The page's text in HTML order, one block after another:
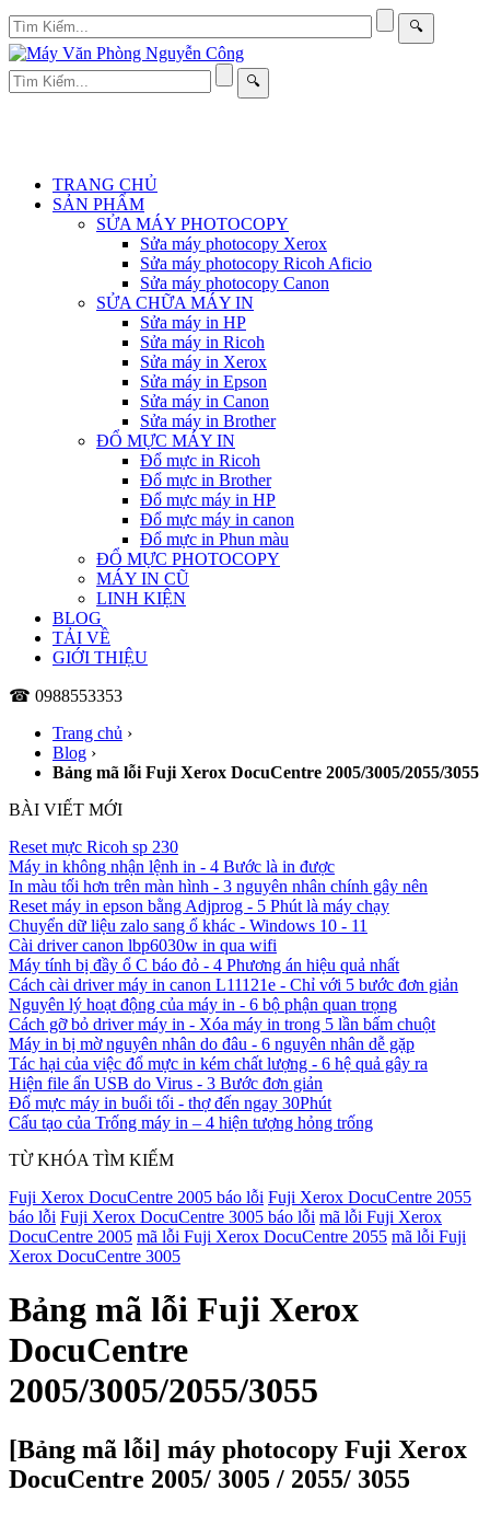
🔍
🔍
TRANG CHỦ
SẢN PHẨM
SỬA MÁY PHOTOCOPY
Sửa máy photocopy Xerox
Sửa máy photocopy Ricoh Aficio
Sửa máy photocopy Canon
SỬA CHỮA MÁY IN
Sửa máy in HP
Sửa máy in Ricoh
Sửa máy in Xerox
Sửa máy in Epson
Sửa máy in Canon
Sửa máy in Brother
ĐỔ MỰC MÁY IN
Đổ mực in Ricoh
Đổ mực in Brother
Đổ mực máy in HP
Đổ mực máy in canon
Đổ mực in Phun màu
ĐỔ MỰC PHOTOCOPY
MÁY IN CŨ
LINH KIỆN
BLOG
TẢI VỀ
GIỚI THIỆU
☎ 0988553353
Trang chủ ›
Blog ›
Bảng mã lỗi Fuji Xerox DocuCentre 2005/3005/2055/3055
BÀI VIẾT MỚI
Reset mực Ricoh sp 230
Máy in không nhận lệnh in - 4 Bước là in được
In màu tối hơn trên màn hình - 3 nguyên nhân chính gây nên
Reset máy in epson bằng Adjprog - 5 Phút là máy chạy
Chuyển dữ liệu zalo sang ổ khác - Windows 10 - 11
Cài driver canon lbp6030w in qua wifi
Máy tính bị đầy ổ C báo đỏ - 4 Phương án hiệu quả nhất
Cách cài driver máy in canon L11121e - Chỉ với 5 bước đơn giản
Nguyên lý hoạt động của máy in - 6 bộ phận quan trọng
Cách gỡ bỏ driver máy in - Xóa máy in trong 5 lần bấm chuột
Máy in bị mờ nguyên nhân do đâu - 6 nguyên nhân dễ gặp
Tác hại của việc đổ mực in kém chất lượng - 6 hệ quả gây ra
Hiện file ẩn USB do Virus - 3 Bước đơn giản
Đổ mực máy in buổi tối - thợ đến ngay 30Phút
Cấu tạo của Trống máy in – 4 hiện tượng hỏng trống
TỪ KHÓA TÌM KIẾM
Fuji Xerox DocuCentre 2005 báo lỗi Fuji Xerox DocuCentre 2055
báo lỗi Fuji Xerox DocuCentre 3005 báo lỗi mã lỗi Fuji Xerox
DocuCentre 2005 mã lỗi Fuji Xerox DocuCentre 2055 mã lỗi Fuji
Xerox DocuCentre 3005
Bảng mã lỗi Fuji Xerox
DocuCentre
2005/3005/2055/3055
[Bảng mã lỗi] máy photocopy Fuji Xerox
DocuCentre 2005/ 3005 / 2055/ 3055